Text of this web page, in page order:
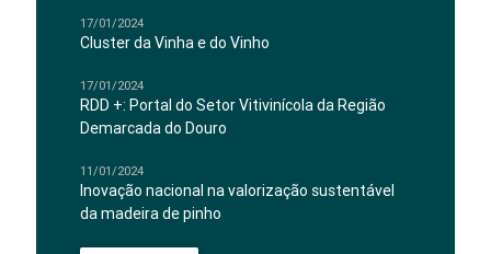
17/01/2024
Cluster da Vinha e do Vinho
17/01/2024
RDD +: Portal do Setor Vitivinícola da Região
Demarcada do Douro
11/01/2024
Inovação nacional na valorização sustentável
da madeira de pinho